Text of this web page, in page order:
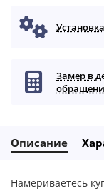
Замер в
Описание
Намериваетесь